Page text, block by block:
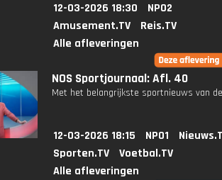
12-03-2026 18:30
NPO2
Amusement.TV
Reis.TV
Alle afleveringen
NOS Sportjournaal: Afl. 40
Met het belangrijkste sportnieuws van
12-03-2026 18:15 NPO1
Sporten.TV
Voetbal.TV
Alle afleveringen